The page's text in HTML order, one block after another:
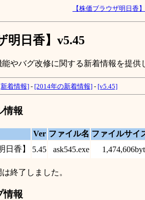
【株価ブラウザ明日香】
明日香】v5.45
やバグ改修に関する新着情報を提供
着情報] - [2014年の新着情報] - [v5.45]
情報
Ver ファイル名 ファイルサイ
日香】
5.45 ask545.exe
終了しました。
情報